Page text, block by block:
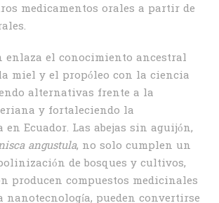
medicamentos orales a partir de
enlaza el conocimiento ancestral
miel y el propóleo con la ciencia
alternativas frente a la
y fortaleciendo la
Ecuador. Las abejas sin aguijón,
angustula, no solo cumplen un
de bosques y cultivos,
producen compuestos medicinales
nanotecnología, pueden convertirse